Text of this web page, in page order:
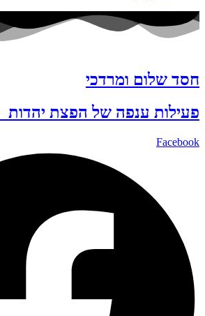
חסד שלום ומרדכי
פעילות ענפה של הפצת יהדות
Facebook